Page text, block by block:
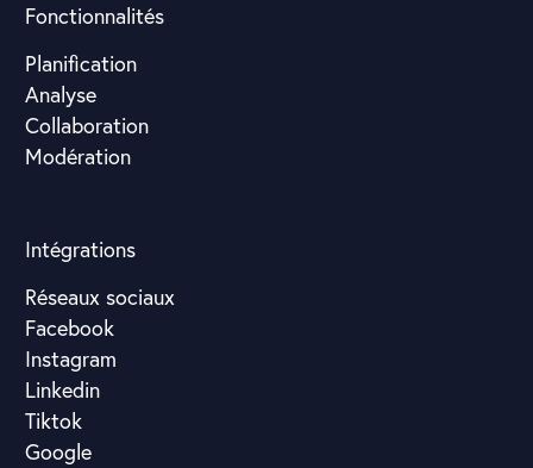
Fonctionnalités
Planification
Analyse
Collaboration
Modération
Intégrations
Réseaux sociaux
Facebook
Instagram
Linkedin
Tiktok
Google